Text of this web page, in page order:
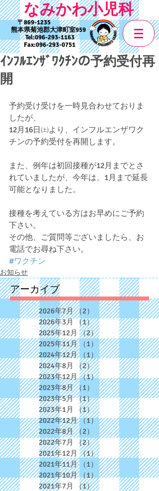
なみかわ小児科
869-1235
県菊池郡大津町室959
096-293-1163
096-293-0751
ｲﾝﾌﾙｴﾝｻﾞﾜｸﾁﾝの予約受付再
開
予約受け受けを一時見合わせておりま
したが、
12月16日㈯より、インフルエンザワク
チンの予約受付を再開します。
また、例年は初回接種が12月までとさ
れていましたが、今年は、1月まで延長
可能となりました。
接種を考えている方はお早めにご予約
下さい。
その他、ご質問等ございましたら、お
電話でお尋ね下さい。
#ワクチン
お知らせ
アーカイブ
2026年7月（2）
2件の記事
2026年3月
（1）1件の記事
2025年12月 （2）2件の記事
2025年11月（1）
1件の記事
2024年12月（1）
1件の記事
2024年8月
（2）2件の記事
2023年12月 （1）1件の記事
2023年8月（1）
1件の記事
2023年5月（1）1件の記事
2023年1月
（1）1件の記事
2022年12月（1）1件の記事
2022年8月（2）
2件の記事
2022年7月
（2）2件の記事
2021年12月 （1）1件の記事
2021年11月（1）
1件の記事
2021年10月（1）
1件の記事
2021年7月
（1）1件の記事